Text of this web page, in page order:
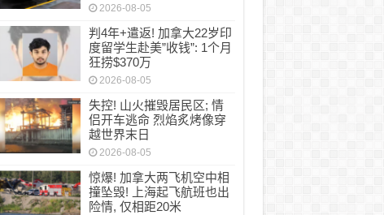
2026-08-05
判4年+遣返! 加拿大22岁印
度留学生赴美”收钱”: 1个月
狂捞$370万
2026-08-05
失控! 山火摧毁居民区; 情
侣开车逃命 烈焰炙烤像穿
越世界末日
2026-08-05
惊爆! 加拿大两飞机空中相
撞坠毁! 上海起飞航班也出
险情, 仅相距20米